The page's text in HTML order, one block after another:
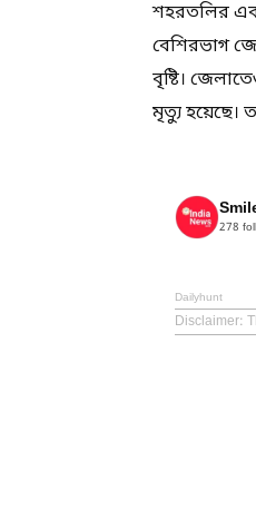
শহরতলির
বেশিরভাগ
বৃষ্টি।
মৃত্যু হয়েছে।
278
Dailyhunt
Disclaimer: